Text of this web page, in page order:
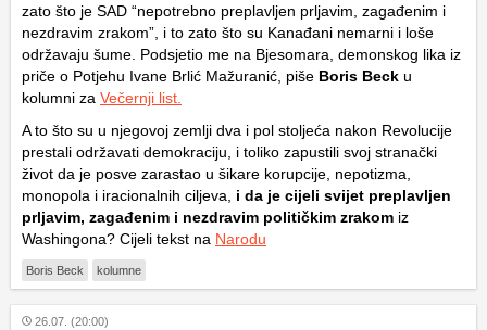
zato što je SAD “nepotrebno preplavljen prljavim, zagađenim i
nezdravim zrakom”, i to zato što su Kanađani nemarni i loše
održavaju šume. Podsjetio me na Bjesomara, demonskog lika iz
priče o Potjehu Ivane Brlić Mažuranić, piše Boris Beck u
kolumni za Večernji list.
A to što su u njegovoj zemlji dva i pol stoljeća nakon Revolucije
prestali održavati demokraciju, i toliko zapustili svoj stranački
život da je posve zarastao u šikare korupcije, nepotizma,
monopola i iracionalnih ciljeva, i da je cijeli svijet preplavljen
prljavim, zagađenim i nezdravim političkim zrakom iz
Washingona? Cijeli tekst na Narodu
Boris Beck kolumne
26.07. (20:00)